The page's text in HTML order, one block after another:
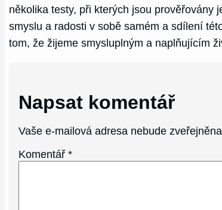
několika testy, při kterých jsou
smyslu a radosti v sobě samém a sdílení
tom, že žijeme smysluplným a naplňujícím
Napsat komentář
Vaše e-mailová adresa nebude
Komentář*